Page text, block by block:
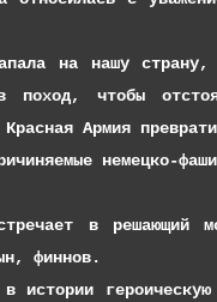
на нашу страну,
поход, чтобы
Армия
немецко-
в решающий
финнов.
героическую